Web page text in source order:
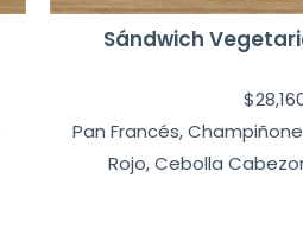
Sándwich
$
Pan Francés,
Rojo, Cebolla